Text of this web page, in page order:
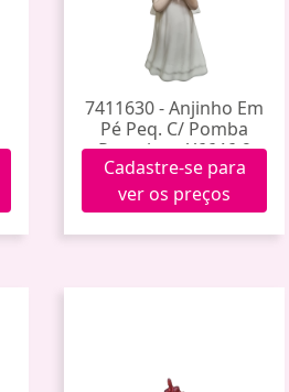
7411630 - Anjinho Em
Pé Peq. C/ Pomba
Porcelana Y6646-9
(96)
Cadastre-se para
ver os preços